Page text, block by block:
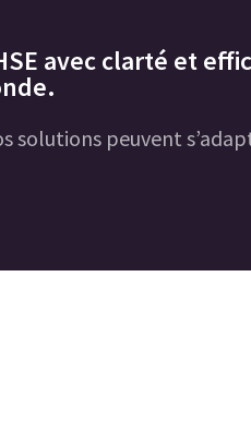
avec clarté et
solutions peuvent